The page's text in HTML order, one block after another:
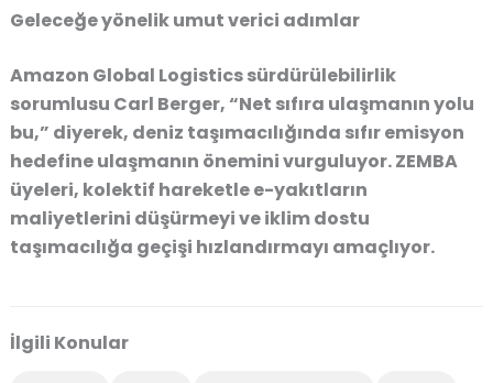
Geleceğe yönelik umut verici adımlar
Amazon Global Logistics sürdürülebilirlik
sorumlusu Carl Berger, “Net sıfıra ulaşmanın yolu
bu,” diyerek, deniz taşımacılığında sıfır emisyon
hedefine ulaşmanın önemini vurguluyor. ZEMBA
üyeleri, kolektif hareketle e-yakıtların
maliyetlerini düşürmeyi ve iklim dostu
taşımacılığa geçişi hızlandırmayı amaçlıyor.
İlgili Konular